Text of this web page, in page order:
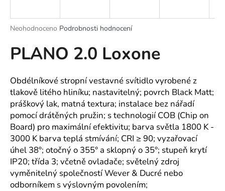
Průměrné
produktu
je
z
5
hvězdiček.
Neohodnoceno Podrobnosti hodnocení
PLANO 2.0 Loxone
Obdélníkové stropní vestavné svítidlo vyrobené z
tlakově litého hliníku; nastavitelný; povrch Black Matt;
práškový lak, matná textura; instalace bez nářadí
pomocí drátěných pružin; s technologií COB (Chip on
Board) pro maximální efektivitu; barva světla 1800 K -
3000 K barva teplá stmívání; CRI ≥ 90; vyzařovací
úhel 38°; otočný o 355° a sklopný o 35°; stupeň krytí
IP20; třída 3; včetně ovladače; světelný zdroj
vyměnitelný společností Wever & Ducré nebo
odborníkem s výslovným povolením;
j
t
?
HLEDAT
D
o
p